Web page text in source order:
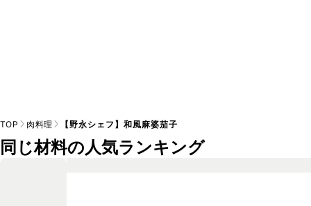
TOP 肉料理 【野永シェフ】和風麻婆茄子
同じ材料の人気ランキング